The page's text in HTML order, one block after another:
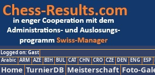
Logged on: Gast
Arabic ARM AZE BIH BUL CAT CHN CRO CZE DEN ENG ESP
Home TurnierDB Meisterschaft Foto-